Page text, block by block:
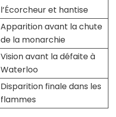
l’Écorcheur et hantise
Apparition avant la chute
de la monarchie
Vision avant la défaite à
Waterloo
Disparition finale dans les
flammes